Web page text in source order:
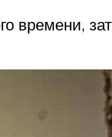
времени,